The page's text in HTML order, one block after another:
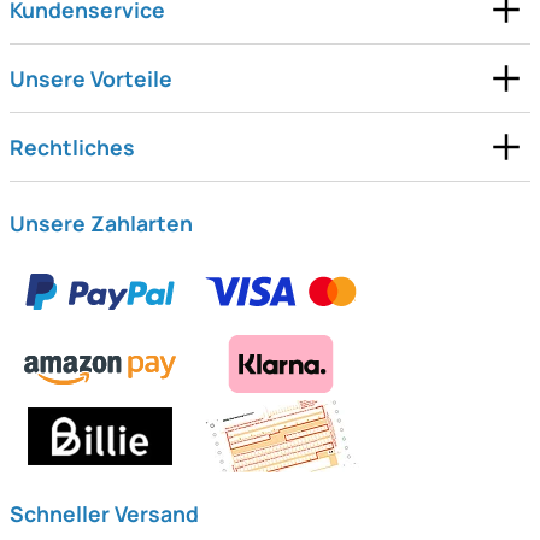
Kundenservice
Unsere Vorteile
Rechtliches
Unsere Zahlarten
Schneller Versand